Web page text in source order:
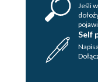
Jeśli
Self